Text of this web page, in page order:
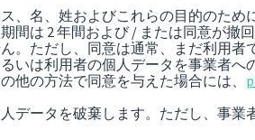
、名、姓およびこれらの目的のた
間は 2 年間および / または同意が
。ただし、同意は通常、まだ利用
は利用者の個人データを事業者へ
他の方法で同意を与えた場合には、
データを破棄します。ただし、事